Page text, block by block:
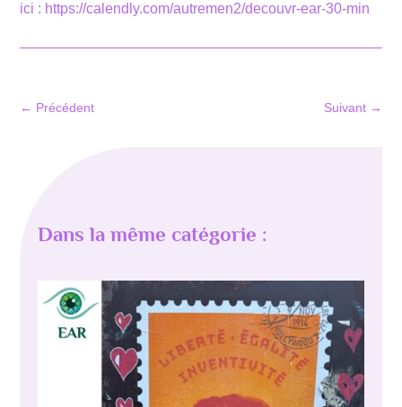
ici : https://calendly.com/autremen2/decouvr-ear-30-min
← Précédent Suivant→
Dans la même catégorie :